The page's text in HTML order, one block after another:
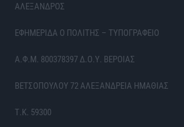
ΑΛΕΞΑΝΔΡΟΣ
ΕΦΗΜΕΡΙΔΑ Ο ΠΟΛΙΤΗΣ – ΤΥΠΟΓΡΑΦΕΙΟ
Α.Φ.Μ. 800378397 Δ.Ο.Υ. ΒΕΡΟΙΑΣ
ΒΕΤΣΟΠΟΥΛΟΥ 72 ΑΛΕΞΑΝΔΡΕΙΑ ΗΜΑΘΙΑΣ
Τ.Κ. 59300